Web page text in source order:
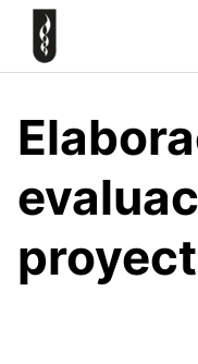
Skip
content